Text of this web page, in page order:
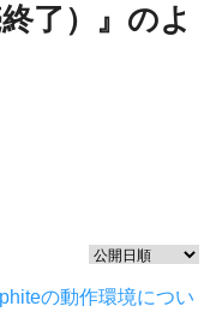
了）』のよ
の動作環境につい